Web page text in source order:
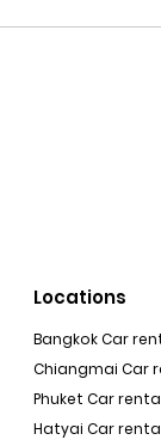
Locations
Bangkok Car
Chiangmai Car
Phuket Car rental
Hatyai Car